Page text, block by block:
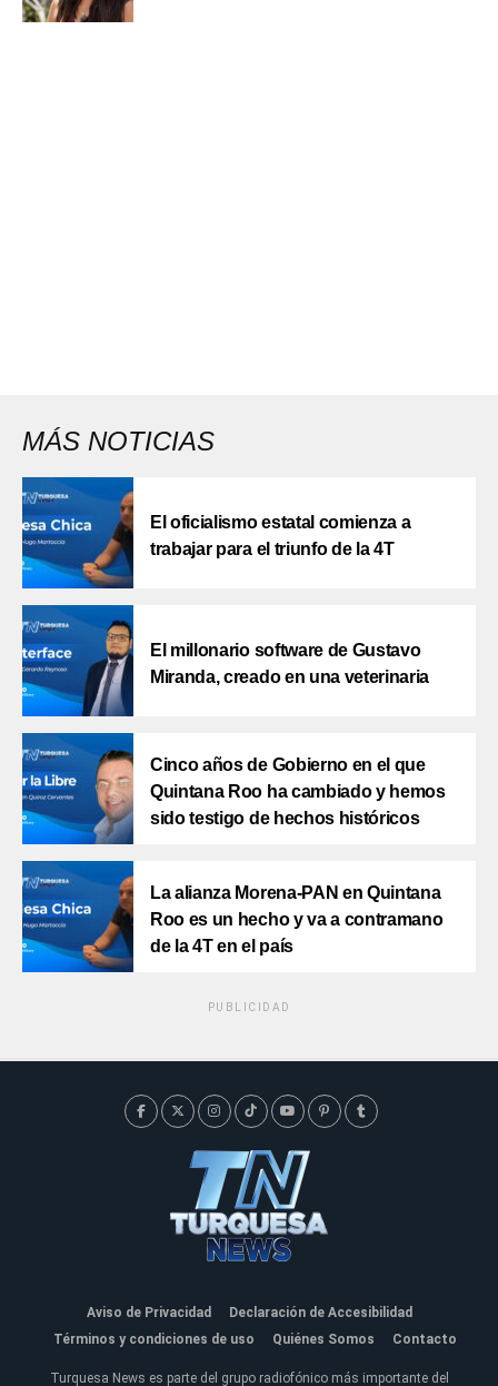
MÁS NOTICIAS
El oficialismo estatal comienza a
trabajar para el triunfo de la 4T
El millonario software de Gustavo
Miranda, creado en una veterinaria
Cinco años de Gobierno en el que
Quintana Roo ha cambiado y hemos
sido testigo de hechos históricos
La alianza Morena-PAN en Quintana
Roo es un hecho y va a contramano
de la 4T en el país
PUBLICIDAD
Aviso de Privacidad
Declaración de Accesibilidad
Términos y condiciones de uso
Quiénes Somos Contacto
Turquesa News es parte del grupo radiofónico más importante del